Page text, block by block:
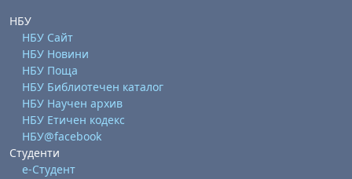
14 agosto
15 agosto
domenica 16 agosto
21 agosto
22 agosto
domenica 23 agosto
28 agosto
29 agosto
domenica 30 agosto
НБУ
НБУ Сайт
НБУ Новини
НБУ Поща
НБУ Библиотечен каталог
НБУ Научен архив
НБУ Етичен кодекс
НБУ@facebook
Студенти
е-Студент